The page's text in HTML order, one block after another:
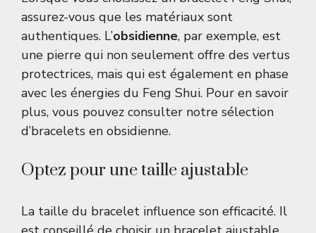
assurez-vous que les matériaux sont
authentiques. L’obsidienne, par exemple, est
une pierre qui non seulement offre des vertus
protectrices, mais qui est également en phase
avec les énergies du Feng Shui. Pour en savoir
plus, vous pouvez consulter notre sélection
d’bracelets en obsidienne.
Optez pour une taille ajustable
La taille du bracelet influence son efficacité. Il